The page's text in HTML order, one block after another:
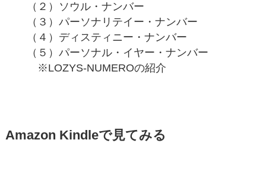
（２）ソウル・ナンバー
（３）パーソナリテイー・ナンバー
（４）ディスティニー・ナンバー
（５）パーソナル・イヤー・ナンバー
※LOZYS-NUMEROの紹介
Amazon Kindleで見てみる